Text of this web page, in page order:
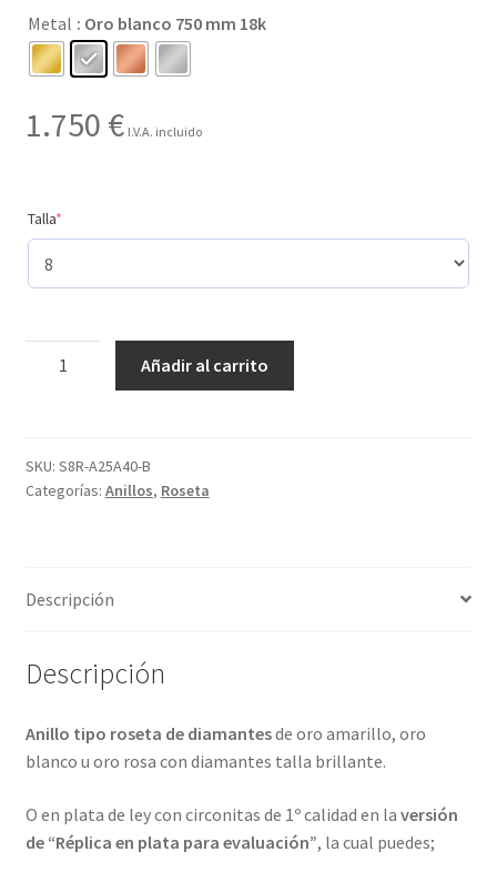
Metal : Oro blanco 750 mm 18k
1.750 € I.V.A. incluido
Talla*(required)
y
en
ref-
cantidad
Añadir al carrito
SKU: S8R-A25A40-B
Categorías: Anillos, Roseta
Descripción
Descripción
Anillo tipo roseta de diamantesde oro amarillo, oro
blanco u oro rosa con diamantes talla brillante.
O en plata de ley con circonitas de 1º calidad en la versión
de “Réplica en plata para evaluación”, la cual puedes;